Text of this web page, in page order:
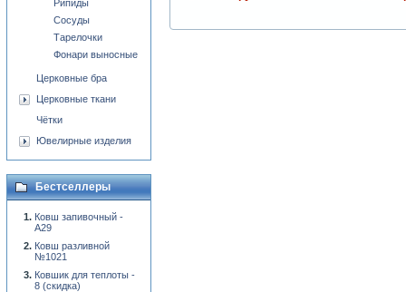
Рипиды
Сосуды
Тарелочки
Фонари выносные
Церковные бра
Церковные ткани
Чётки
Ювелирные изделия
Бестселлеры
Ковш запивочный -
А29
Ковш разливной
№1021
Ковшик для теплоты -
8 (скидка)